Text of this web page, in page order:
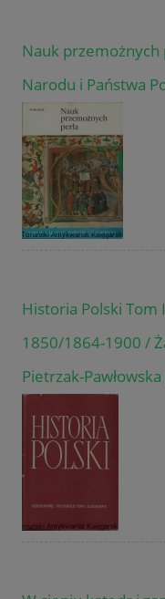
Nauk przemożnych
Narodu i Państwa
Historia Polski Tom
1850/1864-1900 /
Pietrzak-